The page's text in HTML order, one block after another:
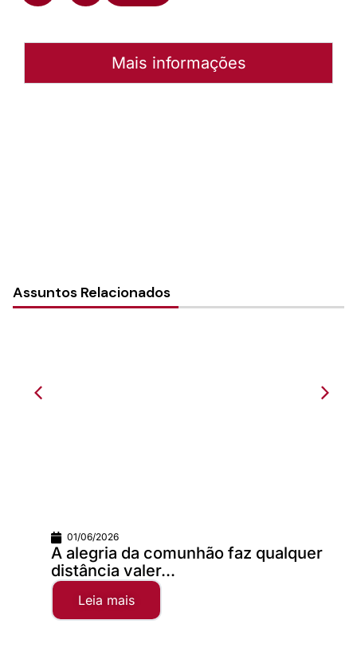
Mais informações
Assuntos Relacionados
01/06/2026
A alegria da comunhão faz qualquer
distância valer...
Leia mais